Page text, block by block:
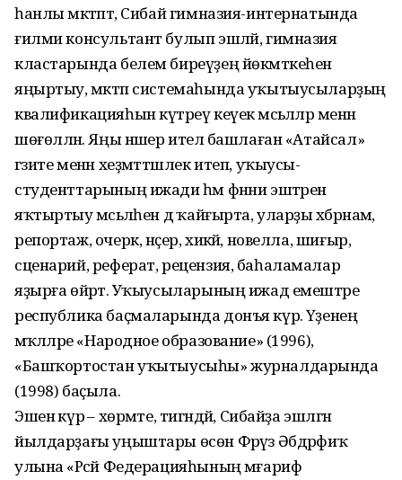
һанлы мәктәптә, Сибай гимназия-интернатында
ғилми консультант булып эшләй, гимназия
кластарында белем биреүҙең йөкмәткеһен
яңыртыу, мәктәп системаһында уҡытыусыларҙың
квалификацияһын күтәреү кеүек мәсьәләләр менән
шөғөлләнә. Яңы нәшер ителә башлаған «Атайсал»
гәзите менән хеҙмәттәшлек итеп, уҡыусы-
студенттарының ижади һәм фәнни эштәрен
яҡтыртыу мәсьәләһен дә ҡайғырта, уларҙы хәбәрнамә,
репортаж, очерк, нәҫер, хикәйә, новелла, шиғыр,
сценарий, реферат, рецензия, баһаламалар
яҙырға өйрәтә. Уҡыусыларының ижад емештәре
республика баҫмаларында донъя күрә. Үҙенең
мәҡәләләре «Народное образование» (1996),
«Башҡортостан уҡытыусыһы» журналдарында
(1998) баҫыла.
Эшенә күрә – хөрмәте, тигәндәй, Сибайҙа эшләгән
йылдарҙағы уңыштары өсөн Фәрүәз Әбдрәфиҡ
улына «Рәсәй Федерацияһының мәғариф